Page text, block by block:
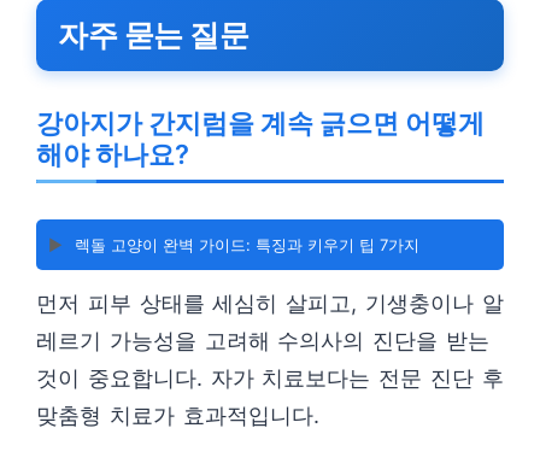
자주 묻는 질문
강아지가 간지럼을 계속 긁으면 어떻게
해야 하나요?
▶️ 렉돌 고양이 완벽 가이드: 특징과 키우기 팁 7가지
먼저 피부 상태를 세심히 살피고, 기생충이나 알
레르기 가능성을 고려해 수의사의 진단을 받는
것이 중요합니다. 자가 치료보다는 전문 진단 후
맞춤형 치료가 효과적입니다.